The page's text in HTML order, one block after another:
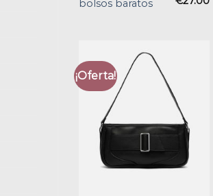
bolsos baratos
¡Oferta!